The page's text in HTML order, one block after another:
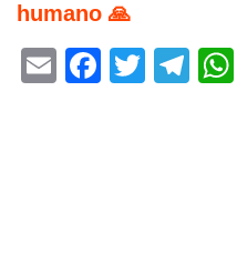
humano 🙏
Email